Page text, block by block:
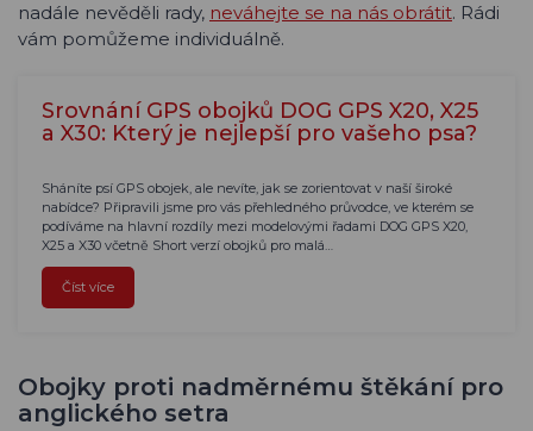
nadále nevěděli rady, neváhejte se na nás obrátit. Rádi
vám pomůžeme individuálně.
Srovnání GPS obojků DOG GPS X20, X25
a X30: Který je nejlepší pro vašeho psa?
Sháníte psí GPS obojek, ale nevíte, jak se zorientovat v naší široké
nabídce? Připravili jsme pro vás přehledného průvodce, ve kterém se
podíváme na hlavní rozdíly mezi modelovými řadami DOG GPS X20,
X25 a X30 včetně Short verzí obojků pro malá…
Číst více
Obojky proti nadměrnému štěkání pro
anglického setra